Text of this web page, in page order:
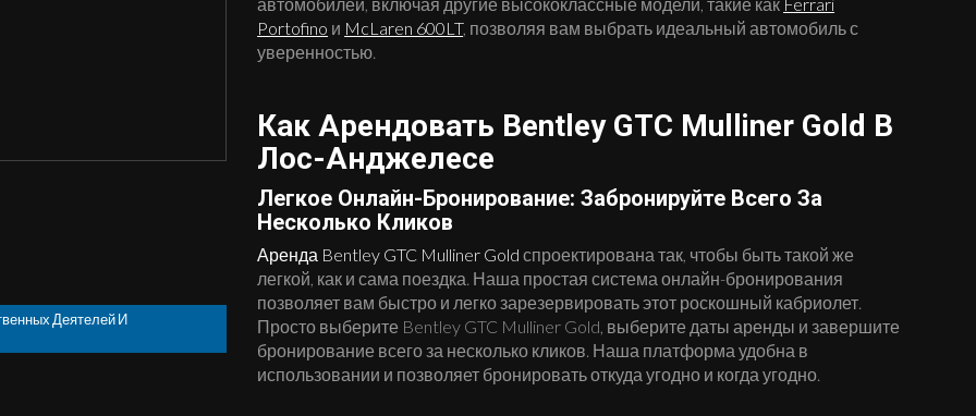
Деятелей И
Portofino и McLaren 600LT, позволяя вам выбрать идеальный автомобиль с
уверенностью.
Как Арендовать Bentley GTC Mulliner Gold В
Лос-Анджелесе
Легкое Онлайн-Бронирование: Забронируйте Всего За
Несколько Кликов
Аренда Bentley GTC Mulliner Gold спроектирована так, чтобы быть такой же
легкой, как и сама поездка. Наша простая система онлайн-бронирования
позволяет вам быстро и легко зарезервировать этот роскошный кабриолет.
Просто выберите Bentley GTC Mulliner Gold, выберите даты аренды и завершите
бронирование всего за несколько кликов. Наша платформа удобна в
использовании и позволяет бронировать откуда угодно и когда угодно.